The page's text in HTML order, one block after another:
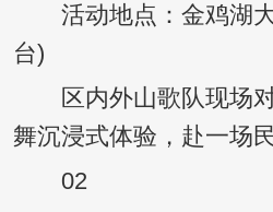
活动地点：金鸡湖大
台)
区内外山歌队现场对
舞沉浸式体验，赴一场
02